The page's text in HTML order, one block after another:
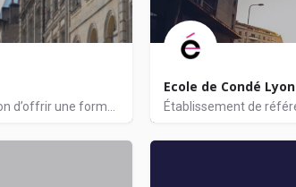
Ecole de Condé Lyon